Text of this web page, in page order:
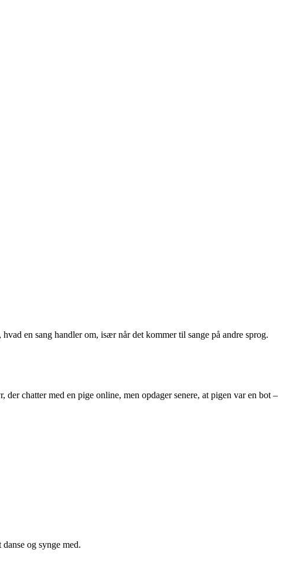
en sang handler om, især når det kommer til sange på andre sprog.
chatter med en pige online, men opdager senere, at pigen var en bot –
og synge med.